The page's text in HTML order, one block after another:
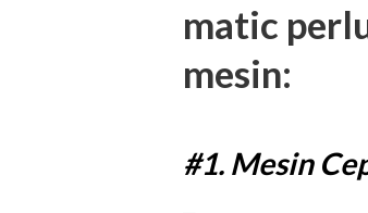
matic
mesin:
#1. Mesin